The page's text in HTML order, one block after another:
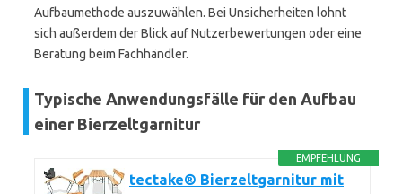
Aufbaumethode auszuwählen. Bei Unsicherheiten lohnt
sich außerdem der Blick auf Nutzerbewertungen oder eine
Beratung beim Fachhändler.
Typische Anwendungsfälle für den Aufbau
einer Bierzeltgarnitur
EMPFEHLUNG
tectake® Bierzeltgarnitur mit